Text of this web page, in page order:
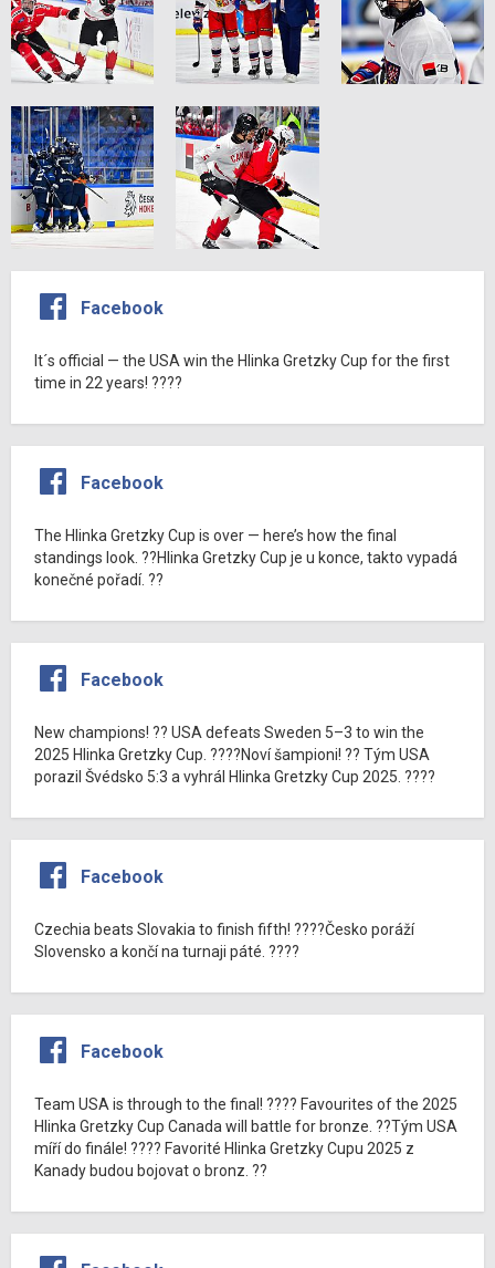
Facebook
It´s official — the USA win the Hlinka Gretzky Cup for the first
time in 22 years! ????
Facebook
The Hlinka Gretzky Cup is over — here’s how the final
standings look. ??Hlinka Gretzky Cup je u konce, takto vypadá
konečné pořadí. ??
Facebook
New champions! ?? USA defeats Sweden 5–3 to win the
2025 Hlinka Gretzky Cup. ????Noví šampioni! ?? Tým USA
porazil Švédsko 5:3 a vyhrál Hlinka Gretzky Cup 2025. ????
Facebook
Czechia beats Slovakia to finish fifth! ????Česko poráží
Slovensko a končí na turnaji páté. ????
Facebook
Team USA is through to the final! ???? Favourites of the 2025
Hlinka Gretzky Cup Canada will battle for bronze. ??Tým USA
míří do finále! ???? Favorité Hlinka Gretzky Cupu 2025 z
Kanady budou bojovat o bronz. ??